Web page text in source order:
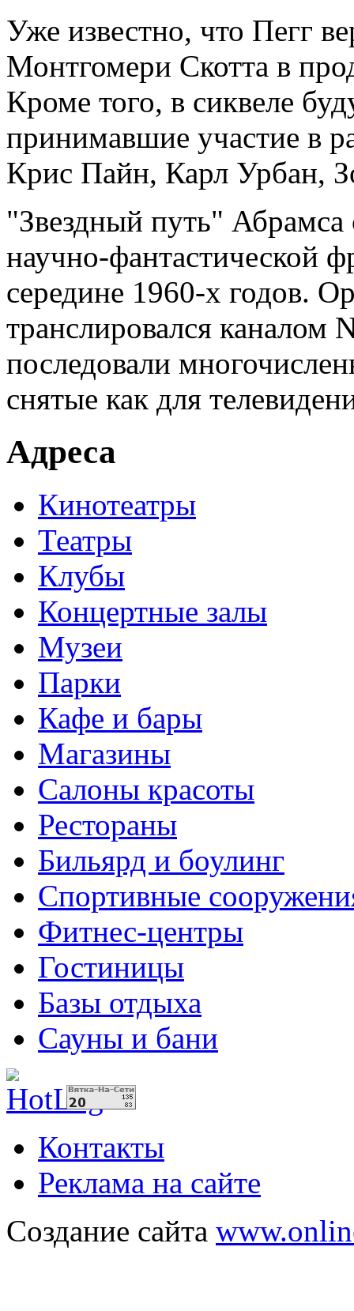
Уже известно, что Пегг
Монтгомери Скотта в
Кроме того, в сиквеле
принимавшие участие в
Крис Пайн, Карл Урбан,
"Звездный путь" Абрамса
научно-фантастической
середине 1960-х годов.
транслировался каналом
последовали
снятые как для
Адреса
Кинотеатры
Театры
Клубы
Концертные залы
Музеи
Парки
Кафе и бары
Магазины
Салоны красоты
Рестораны
Бильярд и боулинг
Спортивные
Фитнес-центры
Гостиницы
Базы отдыха
Сауны и бани
Контакты
Реклама на сайте
Создание сайта